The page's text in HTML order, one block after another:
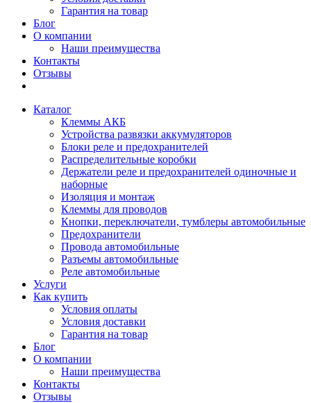
Гарантия на товар
Блог
О компании
Наши преимущества
Контакты
Отзывы
Каталог
Клеммы АКБ
Устройства развязки аккумуляторов
Блоки реле и предохранителей
Распределительные коробки
Держатели реле и предохранителей одиночные и
наборные
Изоляция и монтаж
Клеммы для проводов
Кнопки, переключатели, тумблеры автомобильные
Предохранители
Провода автомобильные
Разъемы автомобильные
Реле автомобильные
Услуги
Как купить
Условия оплаты
Условия доставки
Гарантия на товар
Блог
О компании
Наши преимущества
Контакты
Отзывы